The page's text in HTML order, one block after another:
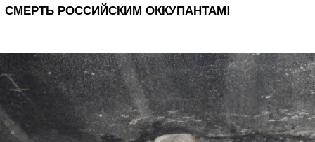
СМЕРТЬ РОССИЙСКИМ ОККУПАНТАМ!